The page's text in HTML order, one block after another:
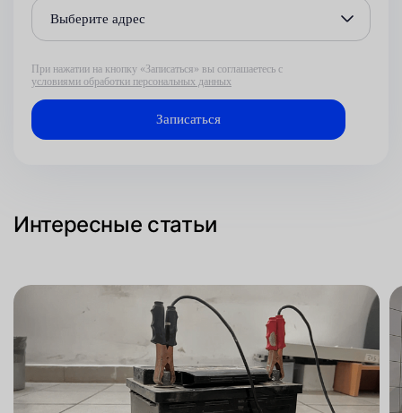
Выберите адрес
При нажатии на кнопку «Записаться» вы соглашаетесь с
условиями обработки персональных данных
Интересные статьи